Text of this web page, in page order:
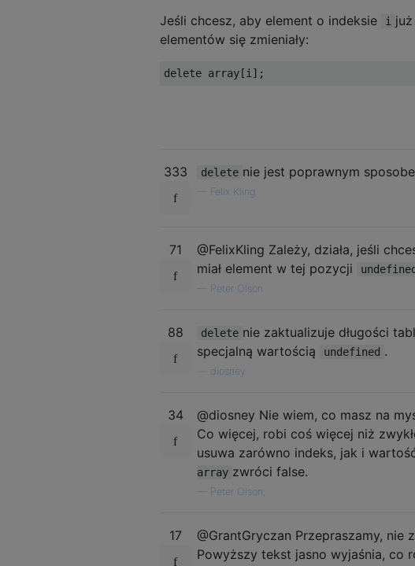
Jeśli chcesz, aby element o indeksie i
elementów się zmieniały:
delete array[i ];
333 delete nie jest poprawnym
Felix Kling
71 @FelixKling Zależy, działa, jeśli
miał element w tej pozycji
Peter Olson
88 delete nie zaktualizuje długości
specjalną wartością
undefined .
diosney
34
@diosney Nie wiem, co masz na
Co więcej, robi coś więcej niż
usuwa zarówno indeks, jak i
array zwróci false.
Peter Olson,
17
@GrantGryczan Przepraszamy,
Powyższy tekst jasno wyjaśnia, co